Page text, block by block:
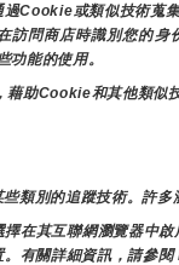
Cookie或類似技術蒐
訪問商店時識別您的
能的使用。
助Cookie和其他類似
類別的追蹤技術。許
擇在其互聯網瀏覽器中
有關詳細資訊，請參